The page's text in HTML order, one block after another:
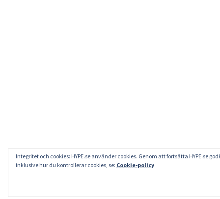
Integritet och cookies: HYPE.se använder cookies. Genom att fortsätta HYPE.se
inklusive hur du kontrollerar cookies, se: Cookie-policy